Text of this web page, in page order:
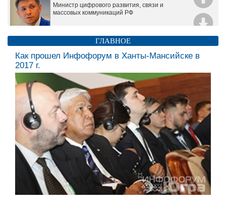
Министр цифрового развития, связи и
массовых коммуникаций РФ
Андрей Крутских,
спецпредставитель Президента РФ по
ИБ
Наталья Комарова,
Губернатор Ханты-Мансийского автономного
округа
Fang Binxing,
Chairman of Cloud Security Association (CSA) of
China
ГЛАВНОЕ
Как прошел Инфофорум в Ханты-Мансийске в
2017 г.